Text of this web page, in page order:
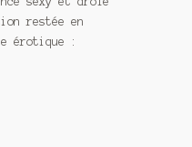
restée en
érotique :